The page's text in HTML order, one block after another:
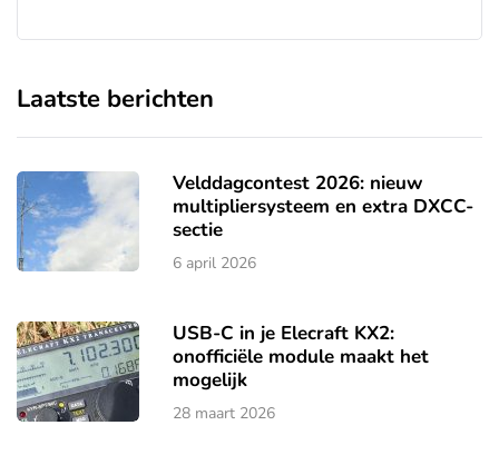
Laatste berichten
Velddagcontest 2026: nieuw
multipliersysteem en extra DXCC-
sectie
6 april 2026
USB-C in je Elecraft KX2:
onofficiële module maakt het
mogelijk
28 maart 2026